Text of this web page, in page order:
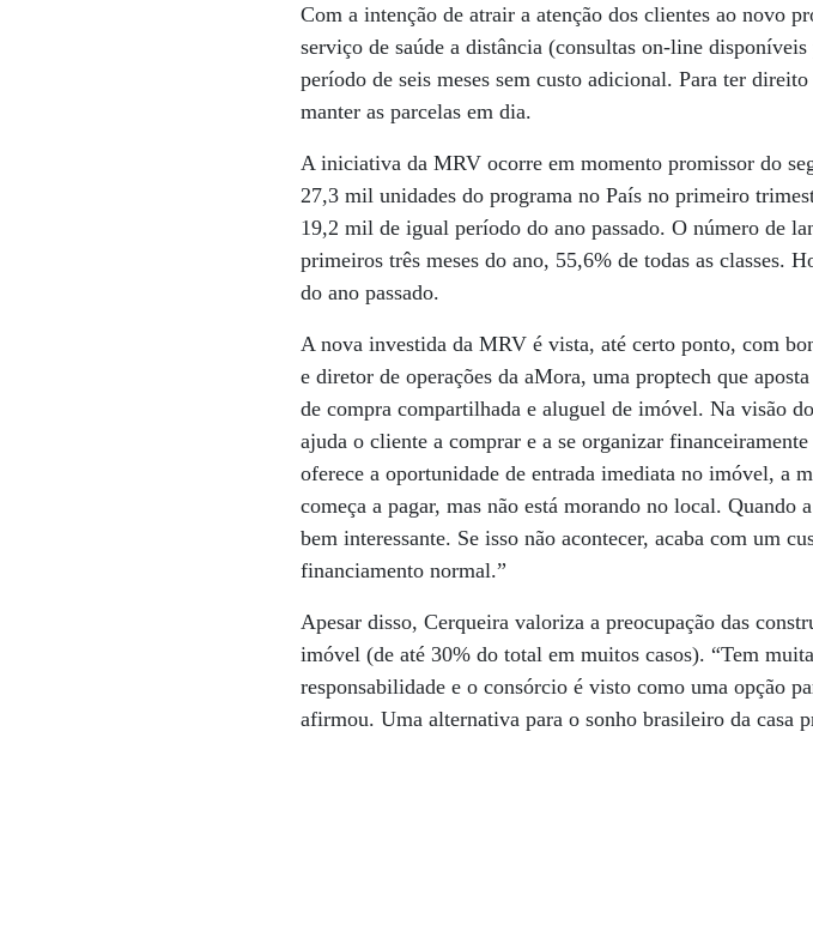
Com a intenção de atrair a atenção dos clientes ao novo
serviço de saúde a distância (consultas on-line
período de seis meses sem custo adicional. Para ter
manter as parcelas em dia.
A iniciativa da MRV ocorre em momento promissor do
27,3 mil unidades do programa no País no primeiro
19,2 mil de igual período do ano passado. O número de
primeiros três meses do ano, 55,6% de todas as classes.
do ano passado.
A nova investida da MRV é vista, até certo ponto, com
e diretor de operações da aMora, uma proptech que
de compra compartilhada e aluguel de imóvel. Na visão
ajuda o cliente a comprar e a se organizar
oferece a oportunidade de entrada imediata no imóvel, a
começa a pagar, mas não está morando no local.
bem interessante. Se isso não acontecer, acaba com um
financiamento normal.”
Apesar disso, Cerqueira valoriza a preocupação das
imóvel (de até 30% do total em muitos casos). “Tem
responsabilidade e o consórcio é visto como uma opção
afirmou. Uma alternativa para o sonho brasileiro da casa